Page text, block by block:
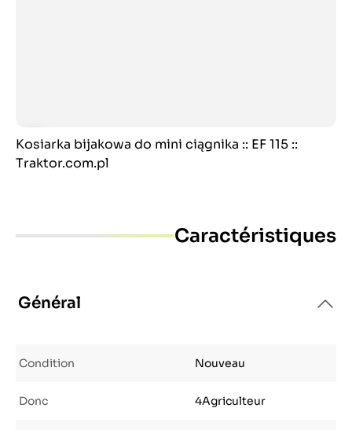
Kosiarka bijakowa do mini ciągnika :: EF 115 ::
Traktor.com.pl
Caractéristiques
Général
Condition Nouveau
Donc 4Agriculteur